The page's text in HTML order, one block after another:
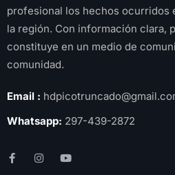
profesional los hechos ocurridos
la región. Con información clara,
constituye en un medio de
comunidad.
Email :
Whatsapp: 297-439-2872